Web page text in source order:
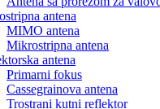
antena
MIMO antena
Mikrostripna antena
antena
Primarni fokus
Cassegrainova antena
Trostrani kutni reflektor